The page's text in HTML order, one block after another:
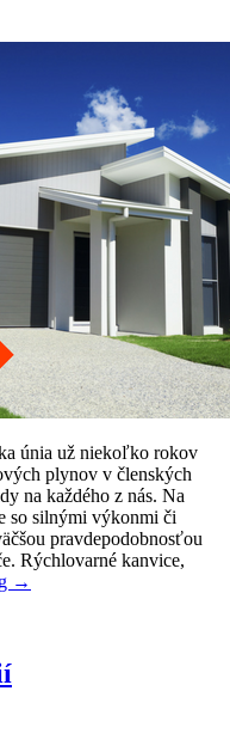
únia už niekoľko rokov
plynov v členských
na každého z nás. Na
so silnými výkonmi či
pravdepodobnosťou
Rýchlovarné kanvice,
→